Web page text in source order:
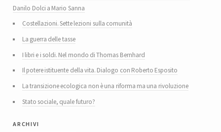
Danilo Dolci a Mario Sanna
Costellazioni. Sette lezioni sulla comunità
La guerra delle tasse
I libri e i soldi. Nel mondo di Thomas Bernhard
Il potere istituente della vita. Dialogo con Roberto Esposito
La transizione ecologica non è una riforma ma una rivoluzione
Stato sociale, quale futuro?
archivi